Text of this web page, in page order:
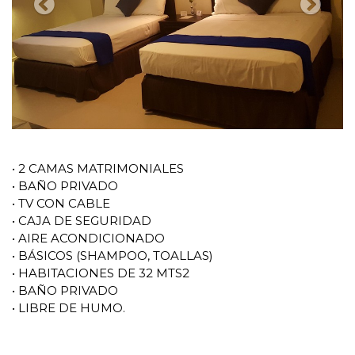
• 2 CAMAS MATRIMONIALES
• BAÑO PRIVADO
• TV CON CABLE
• CAJA DE SEGURIDAD
• AIRE ACONDICIONADO
• BÁSICOS (SHAMPOO, TOALLAS)
• HABITACIONES DE 32 MTS2
• BAÑO PRIVADO
• LIBRE DE HUMO.